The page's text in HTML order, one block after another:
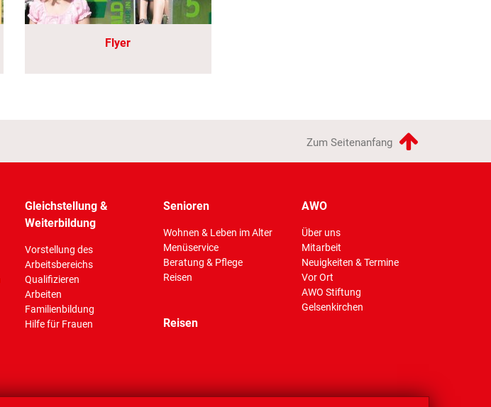
Flyer
Zum Seitenanfang
Gleichstellung &
Weiterbildung
Vorstellung des
Arbeitsbereichs
Qualifizieren
Arbeiten
Familienbildung
Hilfe für Frauen
Senioren
Wohnen & Leben im Alter
Menüservice
Beratung & Pflege
Reisen
AWO
Über uns
Mitarbeit
Neuigkeiten & Termine
Vor Ort
AWO Stiftung
Gelsenkirchen
Reisen